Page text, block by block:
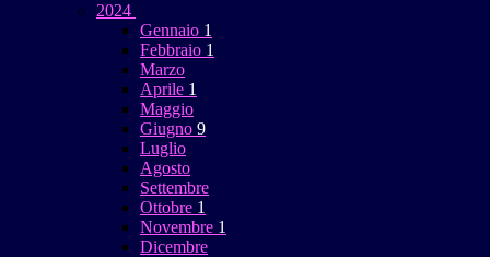
2024
Gennaio 1
Febbraio 1
Marzo
Aprile 1
Maggio
Giugno 9
Luglio
Agosto
Settembre
Ottobre 1
Novembre 1
Dicembre